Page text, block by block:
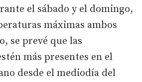
el sábado y el domingo,
máximas ambos
se prevé que las
más presentes en el
desde el mediodía del